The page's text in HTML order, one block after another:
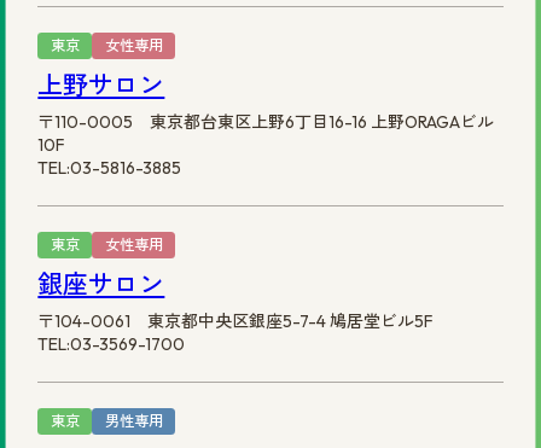
東京 女性専用
上野サロン
〒110-0005 東京都台東区上野6丁目16-16 上野ORAGAビル
10F
TEL:03-5816-3885
東京 女性専用
銀座サロン
〒104-0061 東京都中央区銀座5-7-4 鳩居堂ビル5F
TEL:03-3569-1700
東京 男性専用